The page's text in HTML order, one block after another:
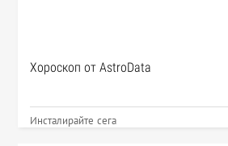
Хороскоп от AstroData
Инсталирайте сега